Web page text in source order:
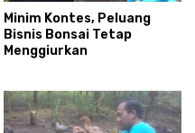
Minim Kontes, Peluang
Bisnis Bonsai Tetap
Menggiurkan